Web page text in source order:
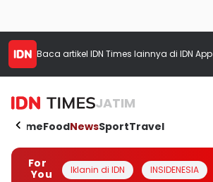
Baca artikel IDN Times lainnya di IDN App
JATIM
HomeFoodNewsSportTravel
For
You
Iklanin di IDN INSIDENESIA